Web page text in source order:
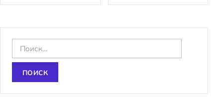
а
и